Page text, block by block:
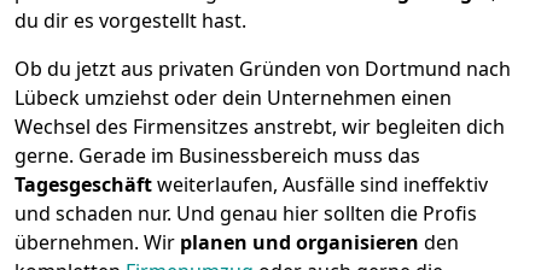
du dir es vorgestellt hast.
Ob du jetzt aus privaten Gründen von Dortmund nach
Lübeck umziehst oder dein Unternehmen einen
Wechsel des Firmensitzes anstrebt, wir begleiten dich
gerne. Gerade im Businessbereich muss das
Tagesgeschäftweiterlaufen, Ausfälle sind ineffektiv
und schaden nur. Und genau hier sollten die Profis
übernehmen. Wir planen und organisieren den